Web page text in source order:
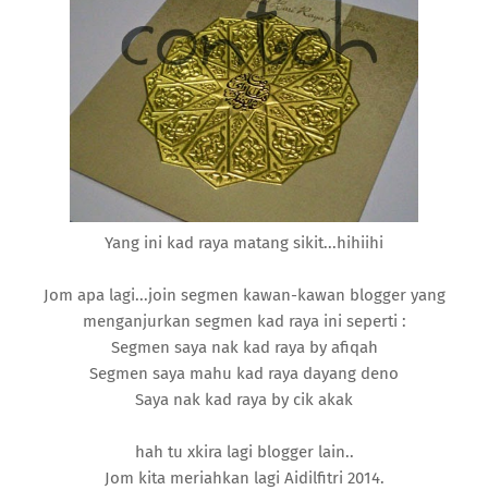
Yang ini kad raya matang sikit...hihiihi
Jom apa lagi...join segmen kawan-kawan blogger yang
menganjurkan segmen kad raya ini seperti :
Segmen saya nak kad raya by afiqah
Segmen saya mahu kad raya dayang deno
Saya nak kad raya by cik akak
hah tu xkira lagi blogger lain..
Jom kita meriahkan lagi Aidilfitri 2014.